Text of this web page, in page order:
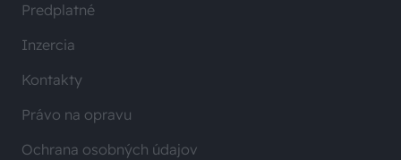
Predplatné
Inzercia
Kontakty
Právo na opravu
Ochrana osobných údajov